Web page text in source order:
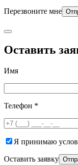
Перезвоните мне
Оставить
Имя
Телефон *
Я принимаю
Оставить заявку